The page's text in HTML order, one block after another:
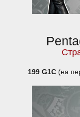
199 G1C (на